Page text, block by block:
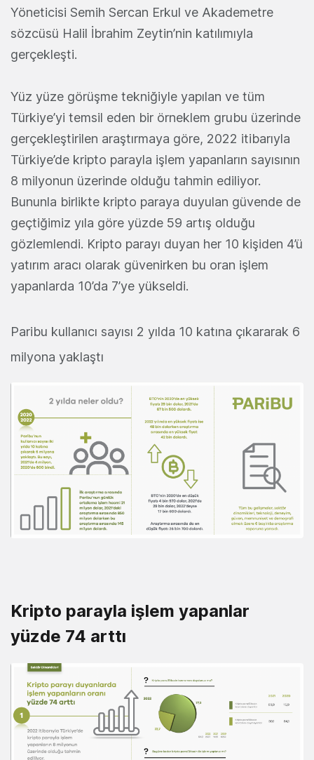
Yöneticisi Semih Sercan Erkul ve Akademetre
sözcüsü Halil İbrahim Zeytin’nin katılımıyla
gerçekleşti.
Yüz yüze görüşme tekniğiyle yapılan ve tüm
Türkiye’yi temsil eden bir örneklem grubu üzerinde
gerçekleştirilen araştırmaya göre, 2022 itibarıyla
Türkiye’de kripto parayla işlem yapanların sayısının
8 milyonun üzerinde olduğu tahmin ediliyor.
Bununla birlikte kripto paraya duyulan güvende de
geçtiğimiz yıla göre yüzde 59 artış olduğu
gözlemlendi. Kripto parayı duyan her 10 kişiden 4’ü
yatırım aracı olarak güvenirken bu oran işlem
yapanlarda 10’da 7’ye yükseldi.
Paribu kullanıcı sayısı 2 yılda 10 katına çıkararak 6
milyona yaklaştı
Kripto parayla işlem yapanlar
yüzde 74 arttı